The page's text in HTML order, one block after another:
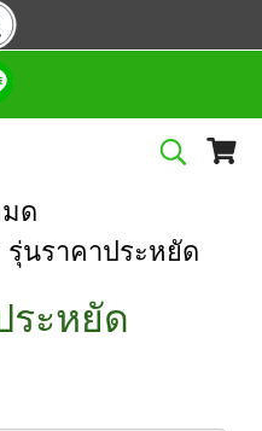
ด
รุ่นราคาประหยัด
ระหยัด